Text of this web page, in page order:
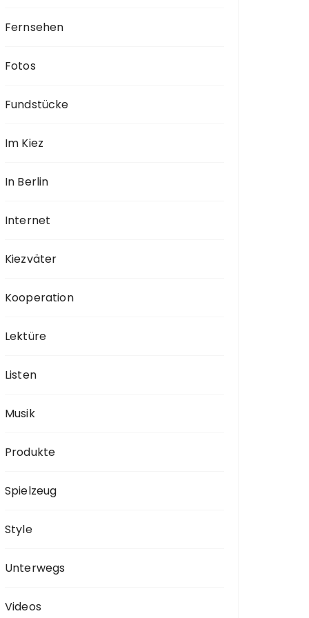
Fernsehen
Fotos
Fundstücke
Im Kiez
In Berlin
Internet
Kiezväter
Kooperation
Lektüre
Listen
Musik
Produkte
Spielzeug
Style
Unterwegs
Videos